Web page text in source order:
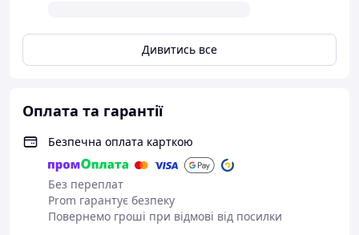
Дивитись все
Оплата та гарантії
Безпечна оплата карткою
Без переплат
Prom гарантує безпеку
Повернемо гроші при відмові від посилки